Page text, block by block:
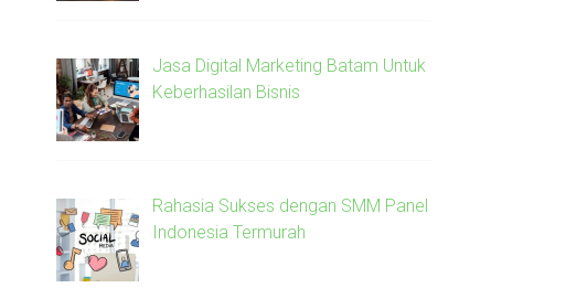
Jasa Digital Marketing Batam Untuk
Keberhasilan Bisnis
Rahasia Sukses dengan SMM Panel
Indonesia Termurah